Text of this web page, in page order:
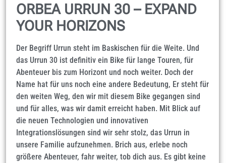
ORBEA URRUN 30 – EXPAND
YOUR HORIZONS
Der Begriff Urrun steht im Baskischen für die Weite. Und
das Urrun 30 ist definitiv ein Bike für lange Touren, für
Abenteuer bis zum Horizont und noch weiter. Doch der
Name hat für uns noch eine andere Bedeutung, Er steht für
den weiten Weg, den wir mit diesem Bike gegangen sind
und für alles, was wir damit erreicht haben. Mit Blick auf
die neuen Technologien und innovativen
Integrationslösungen sind wir sehr stolz, das Urrun in
unsere Familie aufzunehmen. Brich aus, erlebe noch
größere Abenteuer, fahr weiter, tob dich aus. Es gibt keine